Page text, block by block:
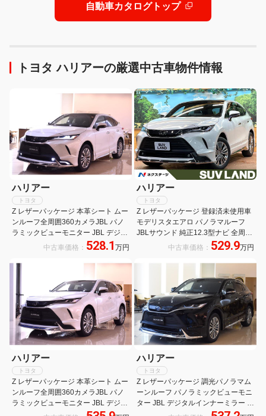
自動車カタログトップ
トヨタ ハリアーの厳選中古車物件情報
ハリアー
トヨタ
Z レザーパッケージ 本革シート ムー
ンルーフ全周囲360カメラJBL パノ
ラミックビューモニター JBL デジタ
ルインナーミラー ブラインドスポッ
LED付モデリスタエアロ
中古車価格： 528.1 万円
ハリアー
トヨタ
Z レザーパッケージ 登録済未使用車
モデリスタエアロ パノラマルーフ
JBLサウンド 純正12.3型ナビ 全周囲
カメラ レーダークルーズ デジタルミ
純正19インチアルミ LEDヘッド
中古車価格： 529.9万円
ハリアー
トヨタ
Z レザーパッケージ 本革シート ムー
ンルーフ全周囲360カメラJBL パノ
ラミックビューモニター JBL デジタ
ルインナーミラー ブラインドスポッ
ハリアー
トヨタ
Z レザーパッケージ 調光パノラマム
ーンルーフ パノラミックビューモニ
ター JBL デジタルインナーミラー ブ
ラインドスポットモニターアクセサ